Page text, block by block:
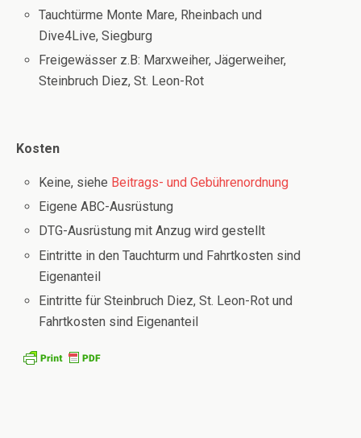
Tauchtürme Monte Mare, Rheinbach und
Dive4Live, Siegburg
Freigewässer z.B: Marxweiher, Jägerweiher,
Steinbruch Diez, St. Leon-Rot
Kosten
Keine, siehe Beitrags- und Gebührenordnung
Eigene ABC-Ausrüstung
DTG-Ausrüstung mit Anzug wird gestellt
Eintritte in den Tauchturm und Fahrtkosten sind
Eigenanteil
Eintritte für Steinbruch Diez, St. Leon-Rot und
Fahrtkosten sind Eigenanteil